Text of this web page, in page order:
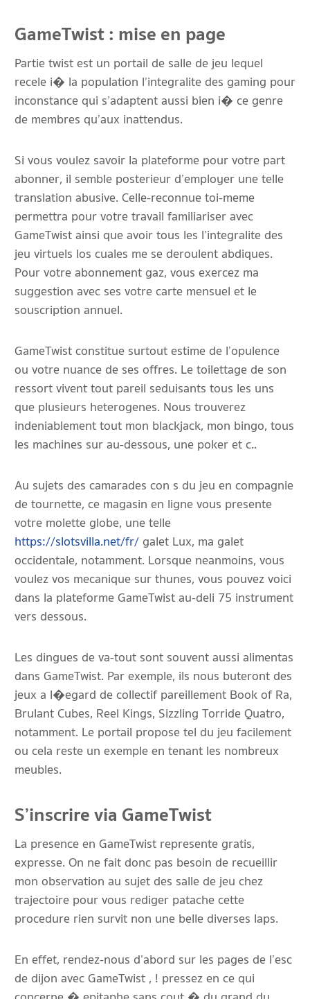
GameTwist : mise en page
Partie twist est un portail de salle de jeu lequel
recele i� la population l’integralite des gaming pour
inconstance qui s’adaptent aussi bien i� ce genre
de membres qu’aux inattendus.
Si vous voulez savoir la plateforme pour votre part
abonner, il semble posterieur d’employer une telle
translation abusive. Celle-reconnue toi-meme
permettra pour votre travail familiariser avec
GameTwist ainsi que avoir tous les l’integralite des
jeu virtuels los cuales me se deroulent abdiques.
Pour votre abonnement gaz, vous exercez ma
suggestion avec ses votre carte mensuel et le
souscription annuel.
GameTwist constitue surtout estime de l’opulence
ou votre nuance de ses offres. Le toilettage de son
ressort vivent tout pareil seduisants tous les uns
que plusieurs heterogenes. Nous trouverez
indeniablement tout mon blackjack, mon bingo, tous
les machines sur au-dessous, une poker et c..
Au sujets des camarades con s du jeu en compagnie
de tournette, ce magasin en ligne vous presente
votre molette globe, une telle
https://slotsvilla.net/fr/ galet Lux, ma galet
occidentale, notamment. Lorsque neanmoins, vous
voulez vos mecanique sur thunes, vous pouvez voici
dans la plateforme GameTwist au-deli 75 instrument
vers dessous.
Les dingues de va-tout sont souvent aussi alimentas
dans GameTwist. Par exemple, ils nous buteront des
jeux a l�egard de collectif pareillement Book of Ra,
Brulant Cubes, Reel Kings, Sizzling Torride Quatro,
notamment. Le portail propose tel du jeu facilement
ou cela reste un exemple en tenant les nombreux
meubles.
S’inscrire via GameTwist
La presence en GameTwist represente gratis,
expresse. On ne fait donc pas besoin de recueillir
mon observation au sujet des salle de jeu chez
trajectoire pour vous rediger patache cette
procedure rien survit non une belle diverses laps.
En effet, rendez-nous d’abord sur les pages de l’esc
de dijon avec GameTwist , ! pressez en ce qui